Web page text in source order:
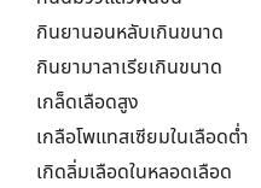
กินยานอนหลับเกินขนาด
กินยามาลาเรียเกินขนาด
เกล็ดเลือดสูง
เกลือโพแทสเซียมในเลือดต่ำ
เกิดลิ่มเลือดในหลอดเลือด